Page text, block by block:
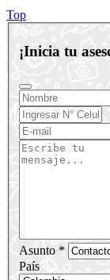
Top
¡Inicia tu
Asunto *
País